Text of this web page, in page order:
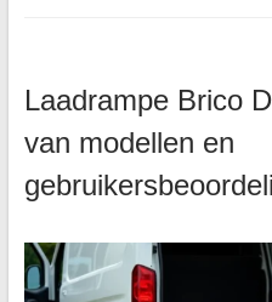
Laadrampe Brico
van modellen en